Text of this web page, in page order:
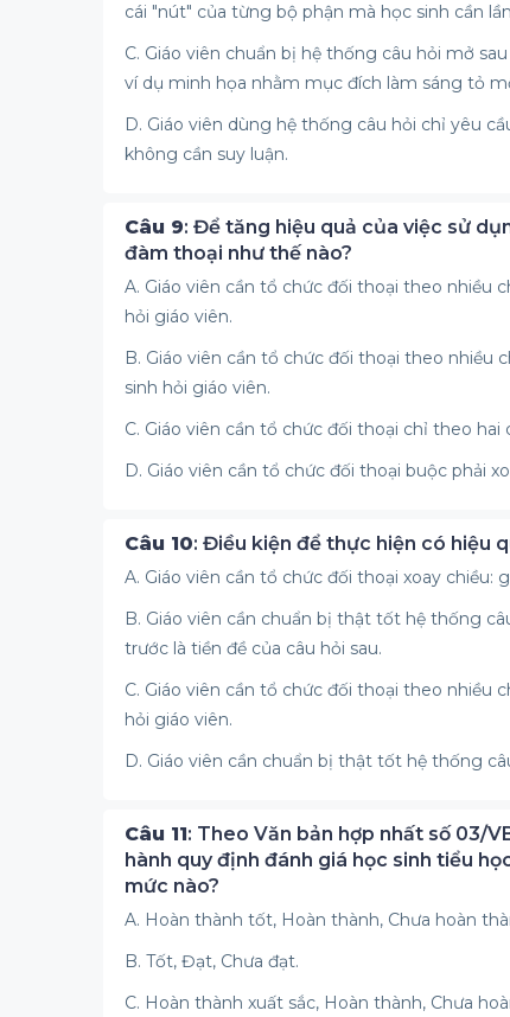
cái "nút" của từng bộ phận mà học sinh cần
C. Giáo viên chuẩn bị hệ thống câu hỏi mở
ví dụ minh họa nhằm mục đích làm sáng tỏ
D. Giáo viên dùng hệ thống câu hỏi chỉ yêu
không cần suy luận.
Câu 9: Để tăng hiệu quả của việc sử
đàm thoại như thế nào?
A. Giáo viên cần tổ chức đối thoại theo nhiều
hỏi giáo viên.
B. Giáo viên cần tổ chức đối thoại theo nhiều
sinh hỏi giáo viên.
C. Giáo viên cần tổ chức đối thoại chỉ theo
D. Giáo viên cần tổ chức đối thoại buộc phải
Câu 10: Điều kiện để thực hiện có hiệu
A. Giáo viên cần tổ chức đối thoại xoay chiều:
B. Giáo viên cần chuẩn bị thật tốt hệ thống
trước là tiền đề của câu hỏi sau.
C. Giáo viên cần tổ chức đối thoại theo nhiều
hỏi giáo viên.
D. Giáo viên cần chuẩn bị thật tốt hệ thống
Câu 11: Theo Văn bản hợp nhất số 03/
hành quy định đánh giá học sinh tiểu
mức nào?
A. Hoàn thành tốt, Hoàn thành, Chưa hoàn
B. Tốt, Đạt, Chưa đạt.
C. Hoàn thành xuất sắc, Hoàn thành, Chưa